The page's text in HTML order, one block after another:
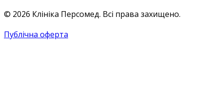
© 2026 Клініка Персомед. Всі права захищено.
Публічна оферта